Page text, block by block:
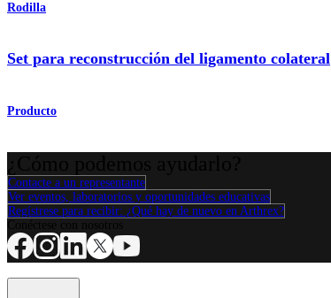
Rodilla
Set para reconstrucción del ligamento colateral
Producto
Contacte a un representante
Ver eventos, laboratorios y oportunidades educativas
Regístrese para recibir: ¿Qué hay de nuevo en Arthrex?